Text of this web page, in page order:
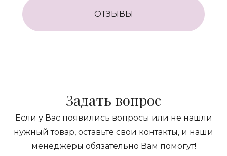
ОТЗЫВЫ
Задать вопрос
Если у Вас появились вопросы или не нашли
нужный товар, оставьте свои контакты, и наши
менеджеры обязательно Вам помогут!